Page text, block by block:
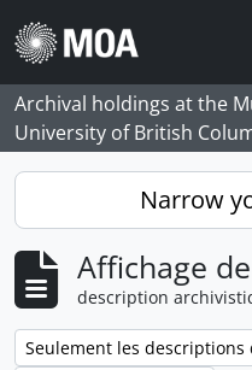
Skip to main content
Archival holdings at the
University of British
Narrow
Affichage
description
Remove filter:
Seulement les descriptions